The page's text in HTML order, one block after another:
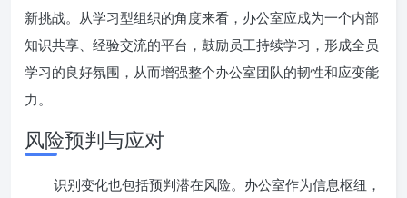
新挑战。从学习型组织的角度来看，办公室应成为一个内部
知识共享、经验交流的平台，鼓励员工持续学习，形成全员
学习的良好氛围，从而增强整个办公室团队的韧性和应变能
力。
风险预判与应对
识别变化也包括预判潜在风险。办公室作为信息枢纽，